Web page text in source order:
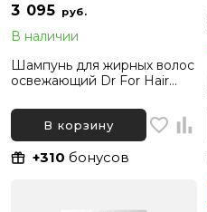
3 095 руб.
В наличии
Шампунь для жирных волос
освежающий Dr For Hair
мл
В корзину
+310 бонусов